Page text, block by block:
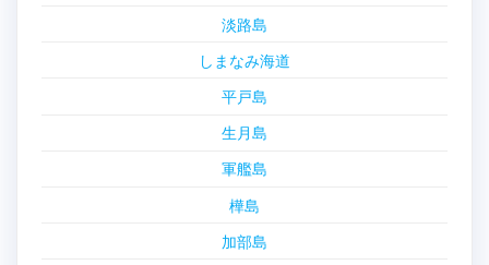
淡路島
しまなみ海道
平戸島
生月島
軍艦島
樺島
加部島